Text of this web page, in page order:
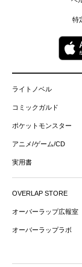
特
ライトノベル
コミックガルド
ポケットモンスター
アニメ/ゲーム/CD
実用書
OVERLAP STORE
オーバーラップ広報室
オーバーラップラボ